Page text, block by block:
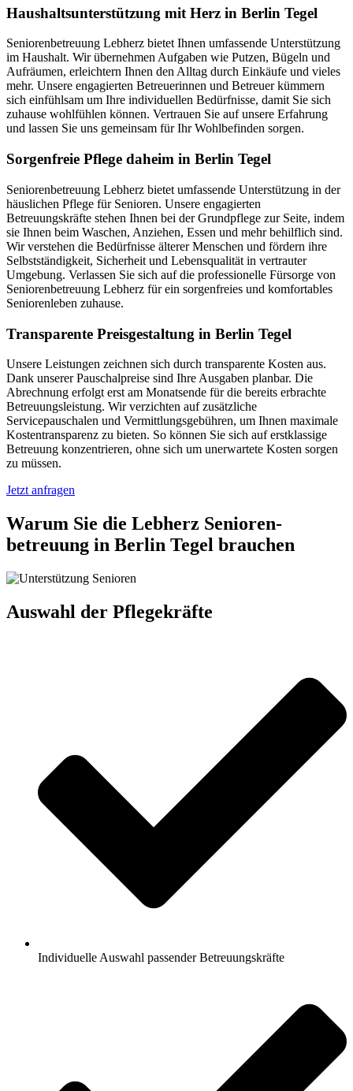
Haushalts­unterstützung mit Herz in Berlin Tegel
Seniorenbetreuung Lebherz bietet Ihnen umfassende Unterstützung
im Haushalt. Wir übernehmen Aufgaben wie Putzen, Bügeln und
Aufräumen, erleichtern Ihnen den Alltag durch Einkäufe und vieles
mehr. Unsere engagierten Betreuerinnen und Betreuer kümmern
sich einfühlsam um Ihre individuellen Bedürfnisse, damit Sie sich
zuhause wohlfühlen können. Vertrauen Sie auf unsere Erfahrung
und lassen Sie uns gemeinsam für Ihr Wohlbefinden sorgen.
Sorgenfreie Pflege daheim in Berlin Tegel
Seniorenbetreuung Lebherz bietet umfassende Unterstützung in der
häuslichen Pflege für Senioren. Unsere engagierten
Betreuungskräfte stehen Ihnen bei der Grundpflege zur Seite, indem
sie Ihnen beim Waschen, Anziehen, Essen und mehr behilflich sind.
Wir verstehen die Bedürfnisse älterer Menschen und fördern ihre
Selbstständigkeit, Sicherheit und Lebensqualität in vertrauter
Umgebung. Verlassen Sie sich auf die professionelle Fürsorge von
Seniorenbetreuung Lebherz für ein sorgenfreies und komfortables
Seniorenleben zuhause.
Transparente Preisgestaltung in Berlin Tegel
Unsere Leistungen zeichnen sich durch transparente Kosten aus.
Dank unserer Pauschalpreise sind Ihre Ausgaben planbar. Die
Abrechnung erfolgt erst am Monatsende für die bereits erbrachte
Betreuungsleistung. Wir verzichten auf zusätzliche
Servicepauschalen und Vermittlungsgebühren, um Ihnen maximale
Kostentransparenz zu bieten. So können Sie sich auf erstklassige
Betreuung konzentrieren, ohne sich um unerwartete Kosten sorgen
zu müssen.
Jetzt anfragen
Warum Sie die Lebherz Senioren­
betreuung in Berlin Tegel brauchen
Auswahl der Pflegekräfte
Individuelle Auswahl passender Betreuungskräfte